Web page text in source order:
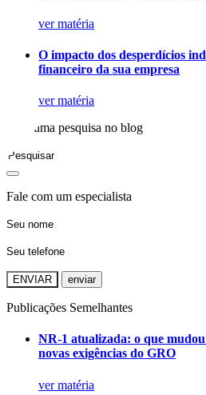
ver matéria
O impacto dos desperdícios
financeiro da sua empresa
ver matéria
Faça uma pesquisa no blog
Fale com um especialista
ENVIAR
Publicações Semelhantes
NR-1 atualizada: o que mudou
novas exigências do GRO
ver matéria